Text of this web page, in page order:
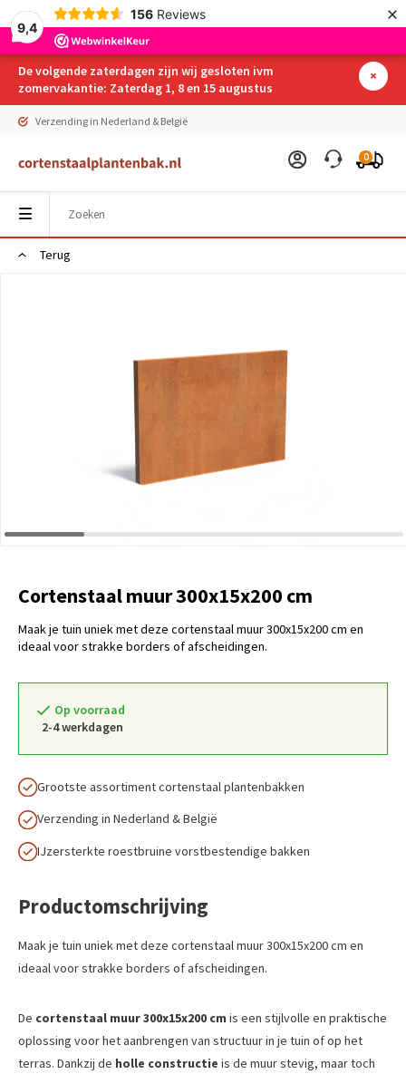
9,4
156 Reviews ×
De volgende zaterdagen zijn wij gesloten ivm
zomervakantie: Zaterdag 1, 8 en 15 augustus
Verzending in Nederland & België
0
Terug
Cortenstaal muur 300x15x200 cm
Maak je tuin uniek met deze cortenstaal muur 300x15x200 cm en
ideaal voor strakke borders of afscheidingen.
Op voorraad
2-4 werkdagen
Grootste assortiment cortenstaal plantenbakken
Verzending in Nederland & België
IJzersterkte roestbruine vorstbestendige bakken
Productomschrijving
Maak je tuin uniek met deze cortenstaal muur 300x15x200 cm en
ideaal voor strakke borders of afscheidingen.
De cortenstaal muur 300x15x200 cm is een stijlvolle en praktische
oplossing voor het aanbrengen van structuur in je tuin of op het
terras. Dankzij de holle constructie is de muur stevig, maar toch